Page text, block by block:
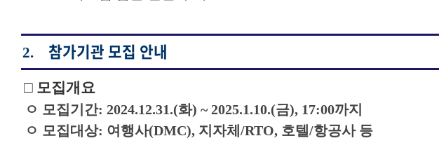
2. 참가기관 모집 안내
□ 모집개요
ㅇ 모집기간: 2024.12.31.(화) ~ 2025.1.10.(금), 17:00까지
ㅇ 모집대상: 여행사(DMC), 지자체/RTO, 호텔/항공사 등